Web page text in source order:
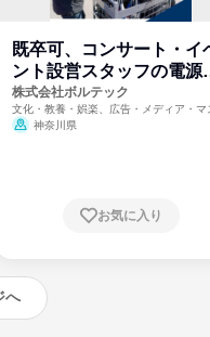
既卒可、コンサート・イ
ント設営スタッフの電源
門
株式会社ボルテック
文化・教養・娯楽、広告・メディア・マ
ミ、電力・ガス・水道・エネルギー
神奈川県
お気に入り
へ